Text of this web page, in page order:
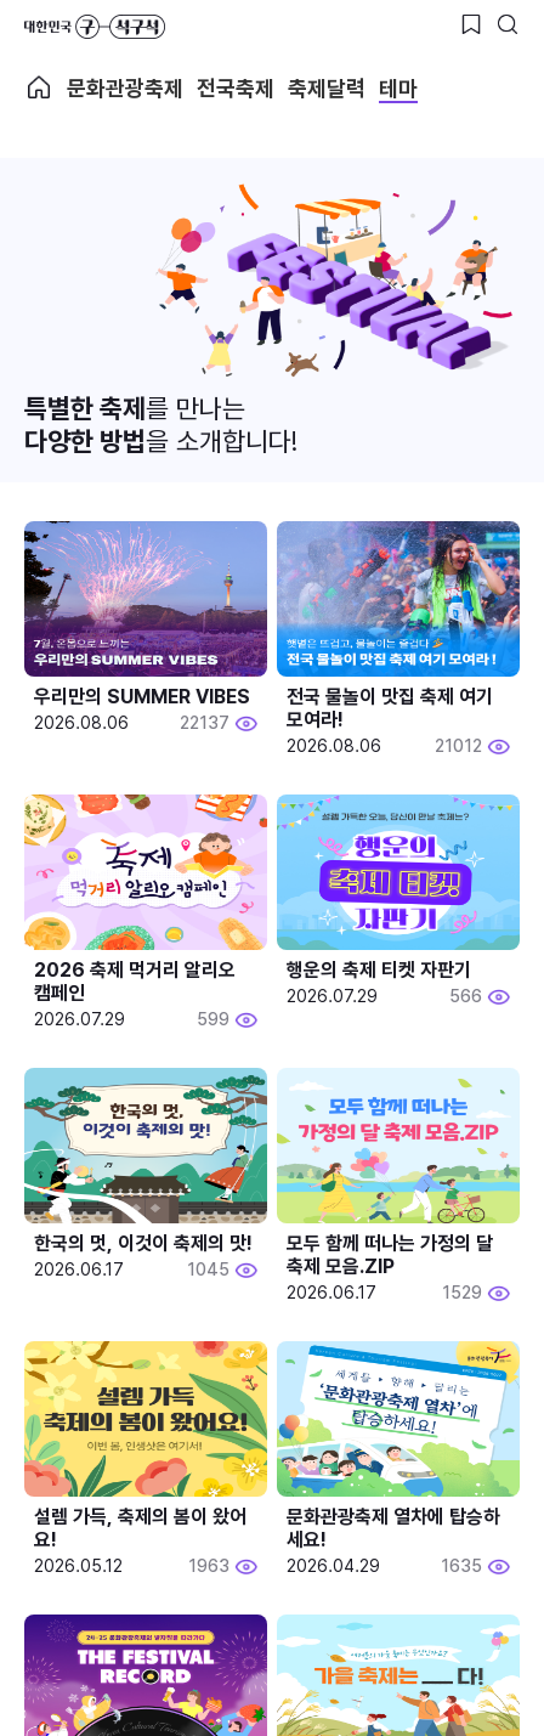
문화관광축제 전국축제 축제달력 테마
특별한 축제를 만나는
다양한 방법을 소개합니다!
우리만의 SUMMER VIBES
2026.08.06 22137
전국 물놀이 맛집 축제 여기
모여라!
2026.08.06 21012
2026 축제 먹거리 알리오
캠페인
2026.07.29 599
행운의 축제 티켓 자판기
2026.07.29 566
한국의 멋, 이것이 축제의 맛!
2026.06.17 1045
모두 함께 떠나는 가정의 달
축제 모음.ZIP
2026.06.17 1529
설렘 가득, 축제의 봄이 왔어
요!
2026.05.12 1963
문화관광축제 열차에 탑승하
세요!
2026.04.29 1635